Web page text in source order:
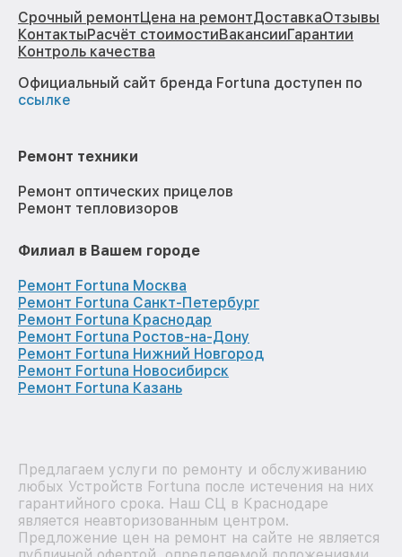
Срочный ремонтЦена на ремонтДоставкаОтзывы
КонтактыРасчёт стоимостиВакансииГарантии
Контроль качества
Официальный сайт бренда Fortuna доступен по
ссылке
Ремонт техники
Ремонт оптических прицелов
Ремонт тепловизоров
Филиал в Вашем городе
Ремонт Fortuna Москва
Ремонт Fortuna Санкт-Петербург
Ремонт Fortuna Краснодар
Ремонт Fortuna Ростов-на-Дону
Ремонт Fortuna Нижний Новгород
Ремонт Fortuna Новосибирск
Ремонт Fortuna Казань
Предлагаем услуги по ремонту и обслуживанию
любых Устройств Fortuna после истечения на них
гарантийного срока. Наш СЦ в Краснодаре
является неавторизованным центром.
Предложение цен на ремонт на сайте не является